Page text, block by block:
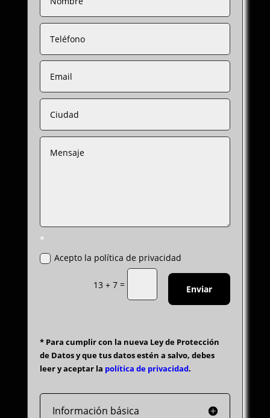
*
Acepto la política de privacidad
13 + 7 = Enviar
* Para cumplir con la nueva Ley de Protección
de Datos y que tus datos estén a salvo, debes
leer y aceptar la política de privacidad.
Información básica